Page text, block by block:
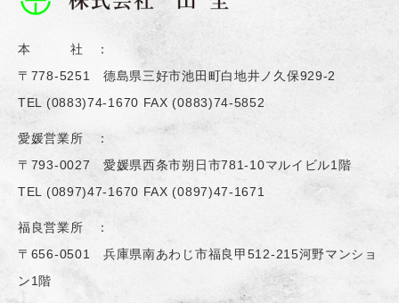
本 社 ：
〒778-5251 德島県三好市池田町白地井ノ久保929-2
TEL (0883)74-1670 FAX (0883)74-5852
愛媛営業所 ：
〒793-0027 愛媛県西条市朔日市781-10マルイビル1階
TEL (0897)47-1670 FAX (0897)47-1671
福良営業所 ：
〒656-0501 兵庫県南あわじ市福良甲512-215河野マンショ
ン1階